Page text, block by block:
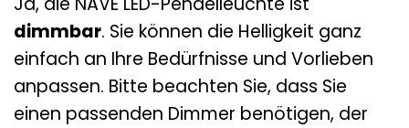
dimmbar. Sie können die Helligkeit ganz
einfach an Ihre Bedürfnisse und Vorlieben
anpassen. Bitte beachten Sie, dass Sie
einen passenden Dimmer benötigen, der